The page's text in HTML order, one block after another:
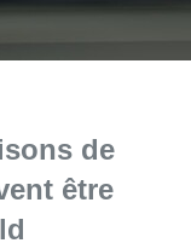
de
être